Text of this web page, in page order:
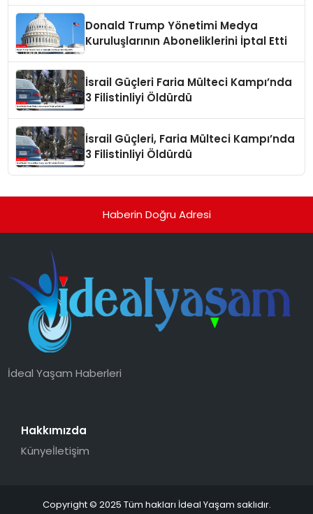
Donald Trump Yönetimi Medya
Kuruluşlarının Aboneliklerini İptal Etti
İsrail Güçleri Faria Mülteci Kampı’nda
3 Filistinliyi Öldürdü
İsrail Güçleri, Faria Mülteci Kampı’nda
3 Filistinliyi Öldürdü
Haberin Doğru Adresi
İdeal Yaşam Haberleri
Hakkımızda
Künyeİletişim
Copyright © 2025 Tüm hakları İdeal Yaşam saklıdır.